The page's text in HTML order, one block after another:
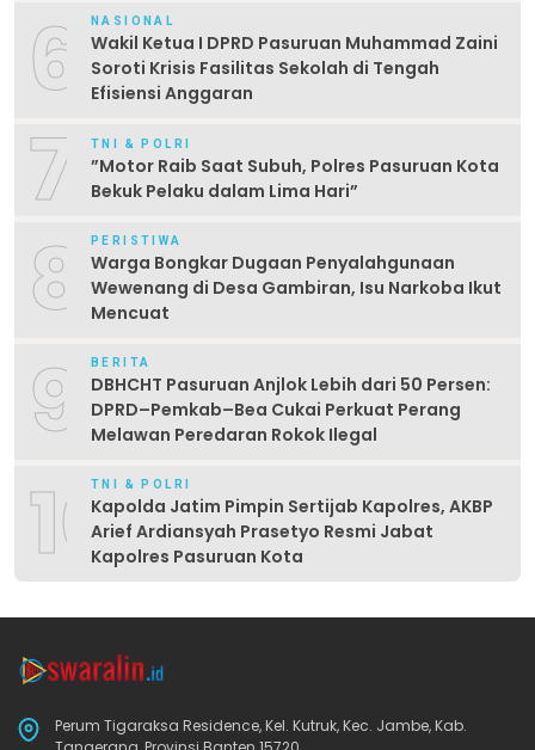
6 NASIONAL
Wakil Ketua I DPRD Pasuruan Muhammad Zaini
Soroti Krisis Fasilitas Sekolah di Tengah
Efisiensi Anggaran
7 TNI & POLRI
‎”Motor Raib Saat Subuh, Polres Pasuruan Kota
Bekuk Pelaku dalam Lima Hari” ‎
8 PERISTIWA
Warga Bongkar Dugaan Penyalahgunaan
Wewenang di Desa Gambiran, Isu Narkoba Ikut
Mencuat
9 BERITA
DBHCHT Pasuruan Anjlok Lebih dari 50 Persen:
DPRD–Pemkab–Bea Cukai Perkuat Perang
Melawan Peredaran Rokok Ilegal
10TNI & POLRI
Kapolda Jatim Pimpin Sertijab Kapolres, AKBP
Arief Ardiansyah Prasetyo Resmi Jabat
Kapolres Pasuruan Kota
Perum Tigaraksa Residence, Kel. Kutruk, Kec. Jambe, Kab.